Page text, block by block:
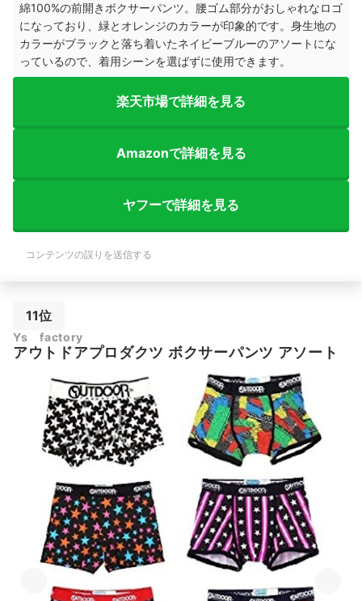
綿100%の前開きボクサーパンツ。腰ゴム部分がおしゃれなロゴ
になっており、緑とオレンジのカラーが印象的です。 身生地の
カラーがブラックと落ち着いたネイビーブルーのアソートにな
っているので、着用シーンを選ばずに使用できます。
楽天市場で詳細を見る
Amazonで詳細を見る
ヤフーで詳細を見る
コンテンツの誤りを送信する
11位
Ys factory
アウトドアプロダクツ ボクサーパンツ アソート